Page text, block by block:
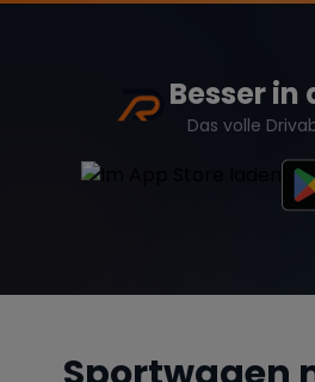
Range Rover Corvette
Besser in
Das volle